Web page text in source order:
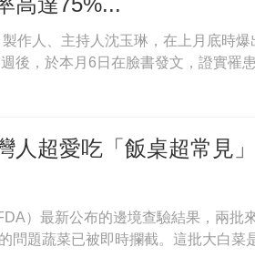
作人、主持人沈玉琳，在上月底時
後，於本月6日在臉書發文，證實罹
人超愛吃「飯桌超常見
）最新公布的邊境查驗結果，兩批
問題蔬菜已被即時攔截。這批大白菜